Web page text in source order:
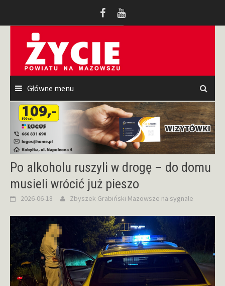
Główne menu
Po alkoholu ruszyli w drogę – do domu
musieli wrócić już pieszo
2026-06-18 Zbyszek Grabiński Mazowsze na sygnale